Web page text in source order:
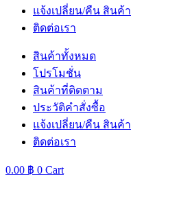
แจ้งเปลี่ยน/คืน สินค้า
ติดต่อเรา
สินค้าทั้งหมด
โปรโมชั่น
สินค้าที่ติดตาม
ประวัติคำสั่งซื้อ
แจ้งเปลี่ยน/คืน สินค้า
ติดต่อเรา
0.00 ฿ 0 Cart